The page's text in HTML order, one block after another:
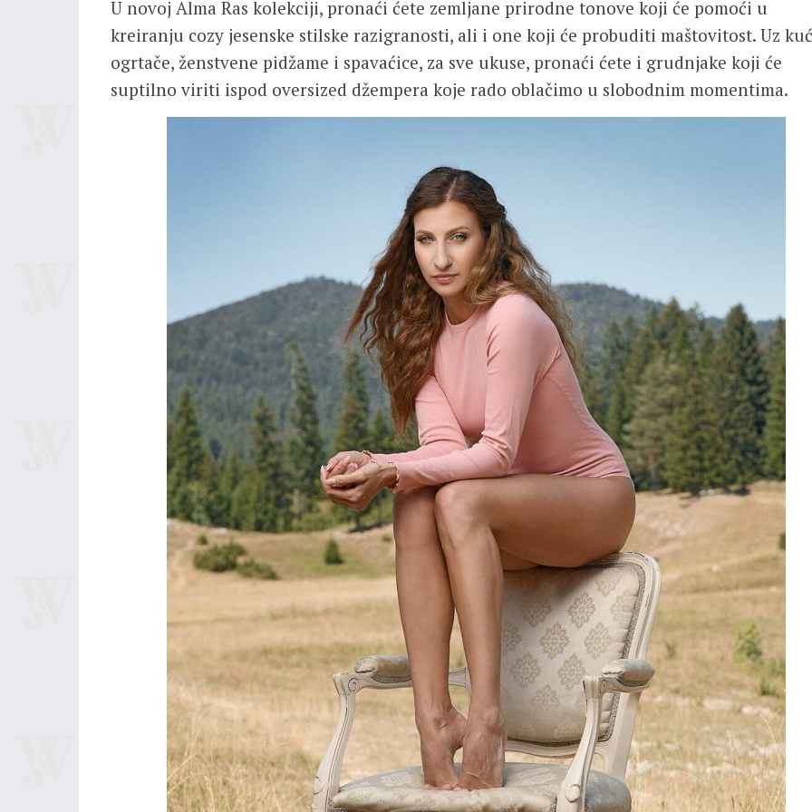
U novoj Alma Ras kolekciji, pronaći ćete zemljane prirodne tonove koji će pomoći u
kreiranju cozy jesenske stilske razigranosti, ali i one koji će probuditi maštovitost. Uz
ogrtače, ženstvene pidžame i spavaćice, za sve ukuse, pronaći ćete i grudnjake koji će
suptilno viriti ispod oversized džempera koje rado oblačimo u slobodnim momentima.